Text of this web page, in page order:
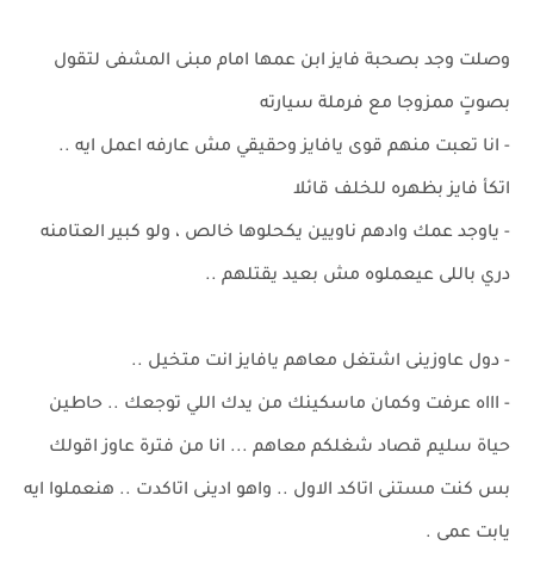
وصلت وجد بصحبة فايز ابن عمها امام مبنى المشفى لتقول
بصوتٍ ممزوجا مع فرملة سيارته
- انا تعبت منهم قوى يافايز وحقيقي مش عارفه اعمل ايه ..
اتكأ فايز بظهره للخلف قائلا
- ياوجد عمك وادهم ناويين يكحلوها خالص ، ولو كبير العتامنه
دري باللى عيعملوه مش بعيد يقتلهم ..
- دول عاوزينى اشتغل معاهم يافايز انت متخيل ..
- اااه عرفت وكمان ماسكينك من يدك اللي توجعك .. حاطين
حياة سليم قصاد شغلكم معاهم ... انا من فترة عاوز اقولك
بس كنت مستنى اتاكد الاول .. واهو ادينى اتاكدت .. هنعملوا ايه
يابت عمى .